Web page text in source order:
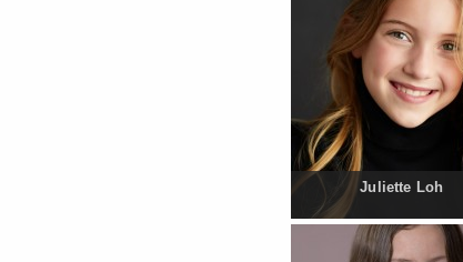
Juliette Loh